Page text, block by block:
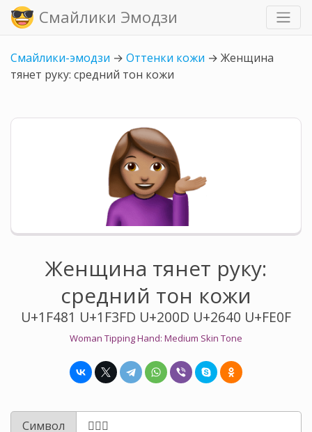
Смайлики Эмодзи
Смайлики-эмодзи → Оттенки кожи → Женщина
тянет руку: средний тон кожи
Женщина тянет руку:
средний тон кожи
U+1F481 U+1F3FD U+200D U+2640 U+FE0F
Woman Tipping Hand: Medium Skin Tone
Символ